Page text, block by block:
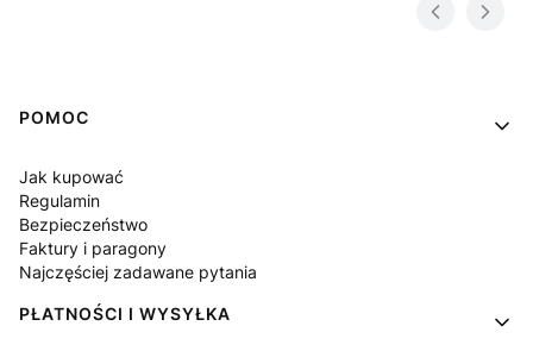
Linki w stopce
POMOC
Jak kupować
Regulamin
Bezpieczeństwo
Faktury i paragony
Najczęściej zadawane pytania
PŁATNOŚCI I WYSYŁKA